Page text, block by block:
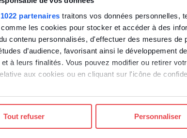
partenaires traitons vos données personnelles,
les cookies pour stocker et accéder à des
contenu personnalisés, d'effectuer des mesures
d’audience, favorisant ainsi le développement
à leurs finalités. Vous pouvez modifier ou retirer
aux cookies ou en cliquant sur l'icône de
nous aimerions également :
votre appareil en l'analysant activement pour en
Tout refuser Personnaliser
PSE.
chambre sociale, 18 mars 2026, n° 22-10.903 (les
utilisatrice, qui sont présents dans les
depuis au moins un an, doivent être pris en
doit établir et mettre en œuvre un PSE).